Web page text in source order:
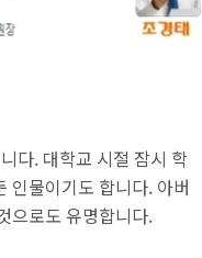
다. 대학교 시절 잠시 학
인물이기도 합니다. 아버
으로도 유명합니다.